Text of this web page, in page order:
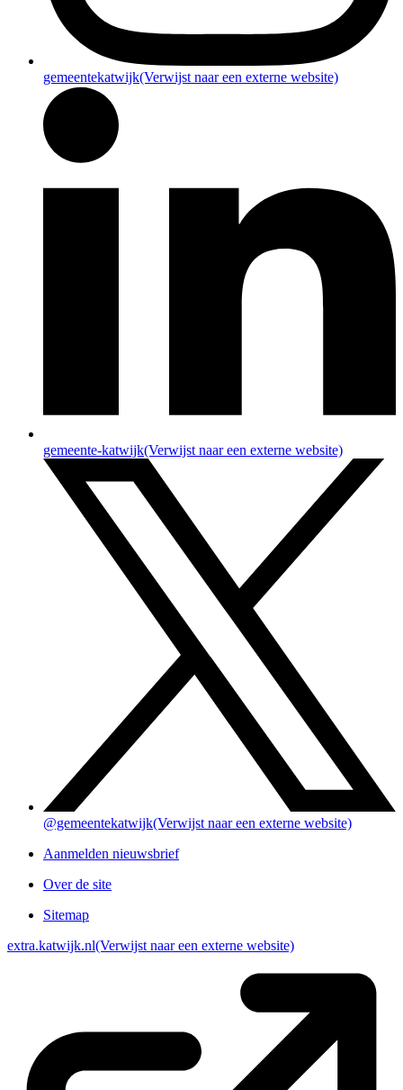
gemeentekatwijk(Verwijst naar een externe website)
gemeente-katwijk(Verwijst naar een externe website)
@gemeentekatwijk(Verwijst naar een externe website)
Aanmelden nieuwsbrief
Over de site
Sitemap
extra.katwijk.nl(Verwijst naar een externe website)